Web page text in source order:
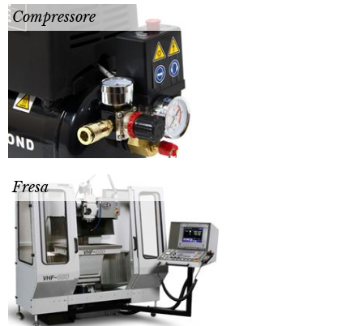
Compressore
Fresa